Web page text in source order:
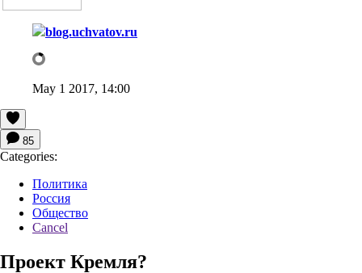
blog.uchvatov.ru
May 1 2017, 14:00
85
Categories:
Политика
Россия
Общество
Cancel
Проект Кремля?